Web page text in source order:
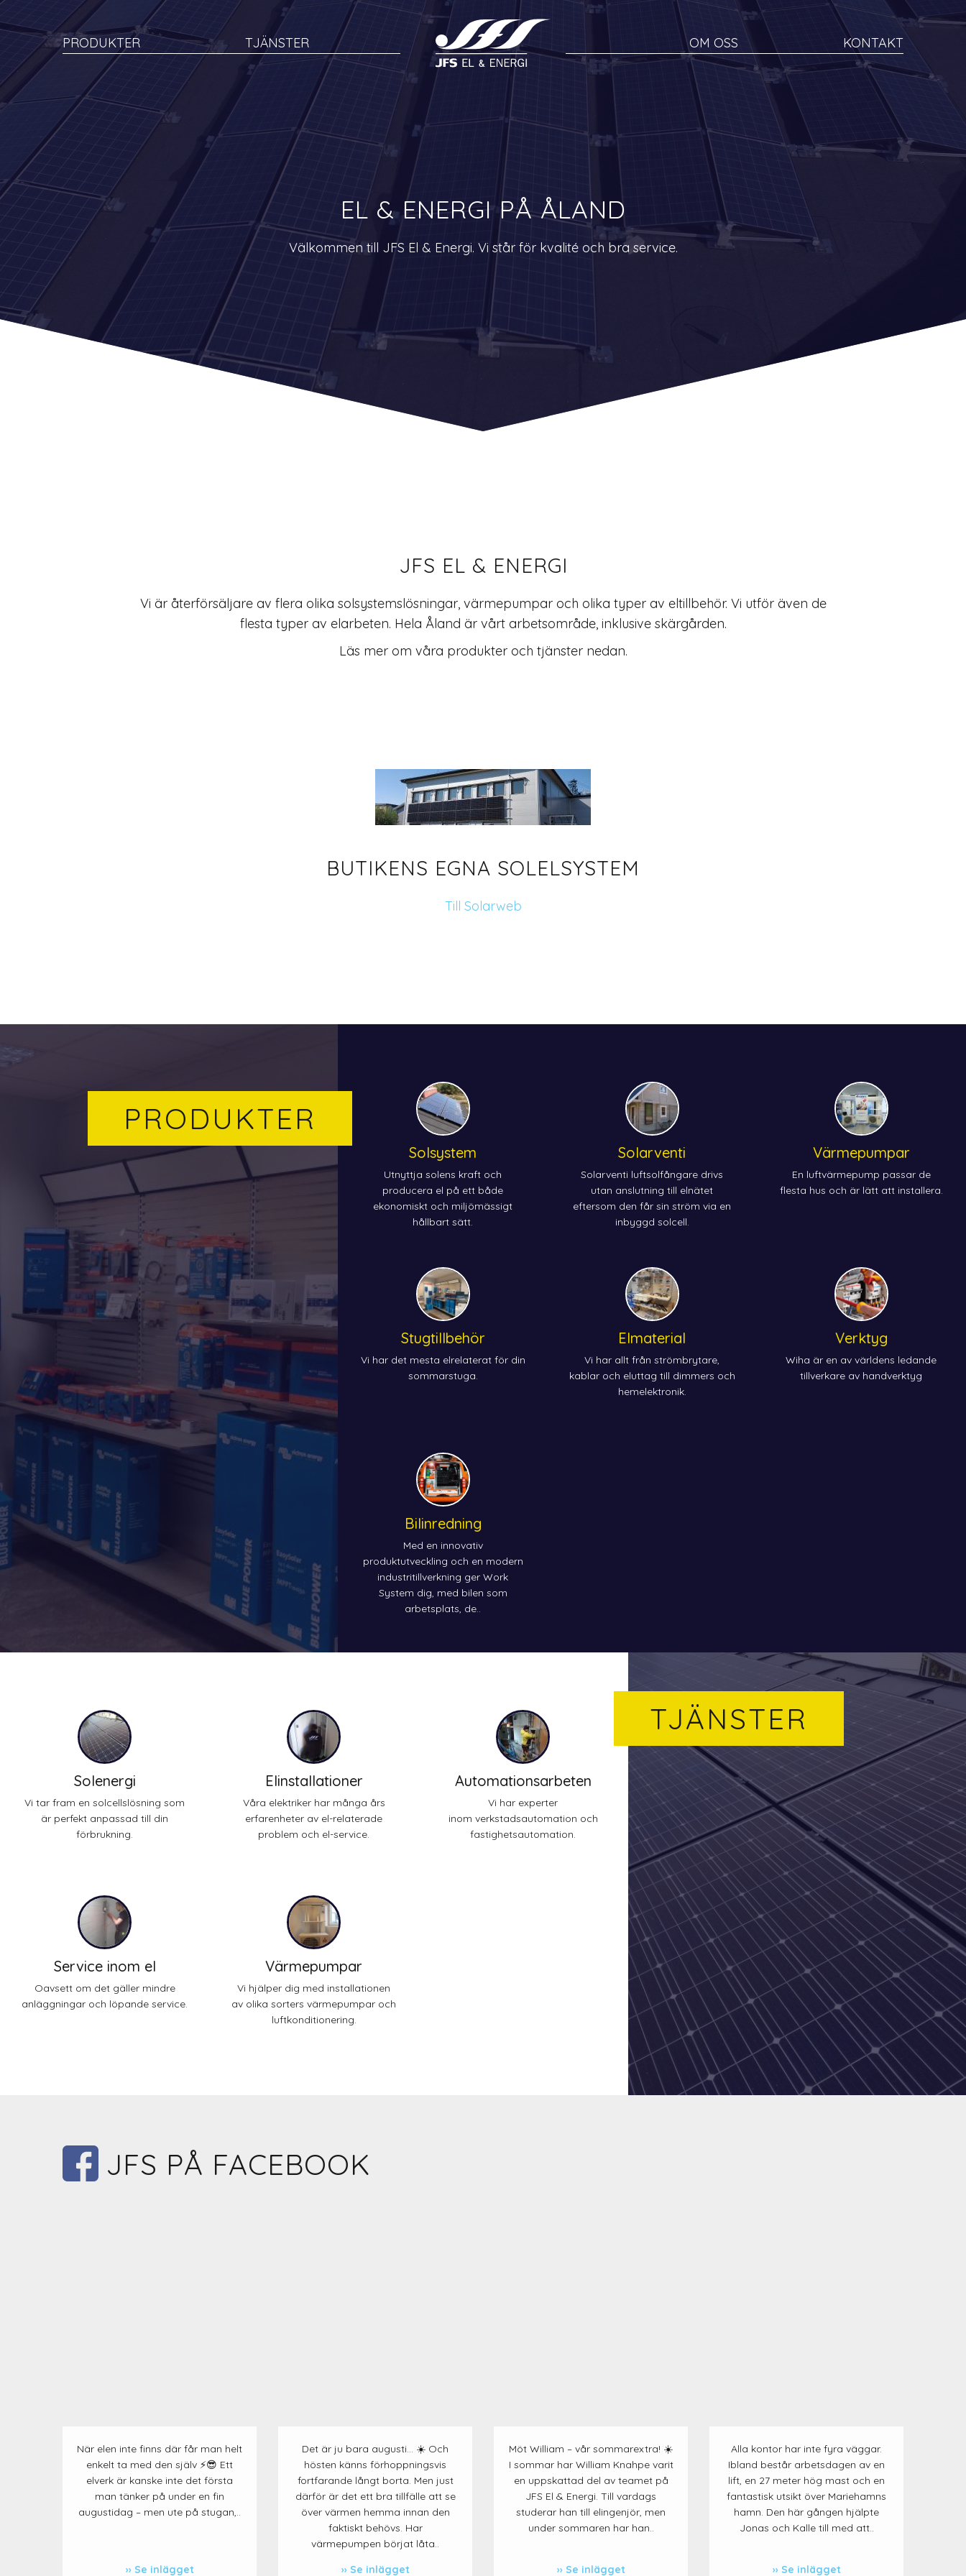
PRODUKTER TJÄNSTER OM OSS KONTAKT
EL & ENERGI PÅ ÅLAND
Välkommen till JFS El & Energi. Vi står för kvalité och bra service.
JFS EL & ENERGI
Vi är återförsäljare av flera olika solsystemslösningar, värmepumpar och olika typer av eltillbehör. Vi utför även de
flesta typer av elarbeten. Hela Åland är vårt arbetsområde, inklusive skärgården.
Läs mer om våra produkter och tjänster nedan.
BUTIKENS EGNA SOLELSYSTEM
Till Solarweb
PRODUKTER
Solsystem
Utnyttja solens kraft och
producera el på ett både
ekonomiskt och miljömässigt
hållbart sätt.
Solarventi
Solarventi luftsolfångare drivs
utan anslutning till elnätet
eftersom den får sin ström via en
inbyggd solcell.
Värmepumpar
En luftvärmepump passar de
flesta hus och är lätt att installera.
Stugtillbehör
Vi har det mesta elrelaterat för din
sommarstuga.
Elmaterial
Vi har allt från strömbrytare,
kablar och eluttag till dimmers och
hemelektronik.
Verktyg
Wiha är en av världens ledande
tillverkare av handverktyg
Bilinredning
Med en innovativ
produktutveckling och en modern
industritillverkning ger Work
System dig, med bilen som
arbetsplats, de..
TJÄNSTER
Solenergi
Vi tar fram en solcellslösning som
är perfekt anpassad till din
förbrukning.
Elinstallationer
Våra elektriker har många års
erfarenheter av el-relaterade
problem och el-service.
Automationsarbeten
Vi har experter
inom verkstadsautomation och
fastighetsautomation.
Service inom el
Oavsett om det gäller mindre
anläggningar och löpande service.
Värmepumpar
Vi hjälper dig med installationen
av olika sorters värmepumpar och
luftkonditionering.
JFS PÅ FACEBOOK
När elen inte finns där får man helt
enkelt ta med den själv ⚡️😎 Ett
elverk är kanske inte det första
man tänker på under en fin
augustidag – men ute på stugan,..
Se inlägget
Det är ju bara augusti… ☀️ Och
hösten känns förhoppningsvis
fortfarande långt borta. Men just
därför är det ett bra tillfälle att se
över värmen hemma innan den
faktiskt behövs. Har
värmepumpen börjat låta..
Se inlägget
Möt William – vår sommarextra! ☀️
I sommar har William Knahpe varit
en uppskattad del av teamet på
JFS El & Energi. Till vardags
studerar han till elingenjör, men
under sommaren har han..
Se inlägget
Alla kontor har inte fyra väggar.
Ibland består arbetsdagen av en
lift, en 27 meter hög mast och en
fantastisk utsikt över Mariehamns
hamn. Den här gången hjälpte
Jonas och Kalle till med att..
Se inlägget